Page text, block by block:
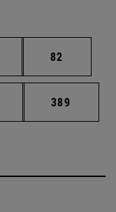
Páginas intermedias
Página
82
Páginas intermedias
Página
389